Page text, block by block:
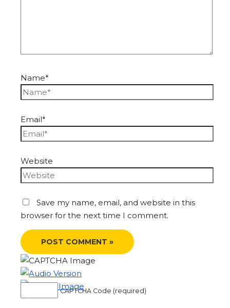
Name*
Email*
Website
Save my name, email, and website in this
browser for the next time I comment.
CAPTCHA Code (required)